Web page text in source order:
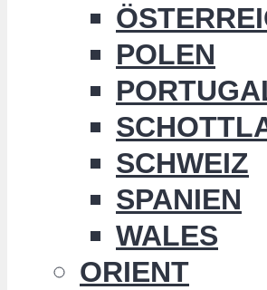
POLEN
SCHWEIZ
SPANIEN
WALES
ORIENT